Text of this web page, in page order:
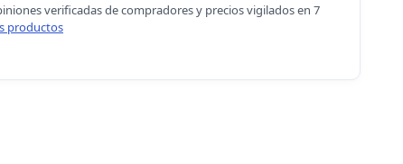
verificadas de compradores y precios vigilados en 7
productos